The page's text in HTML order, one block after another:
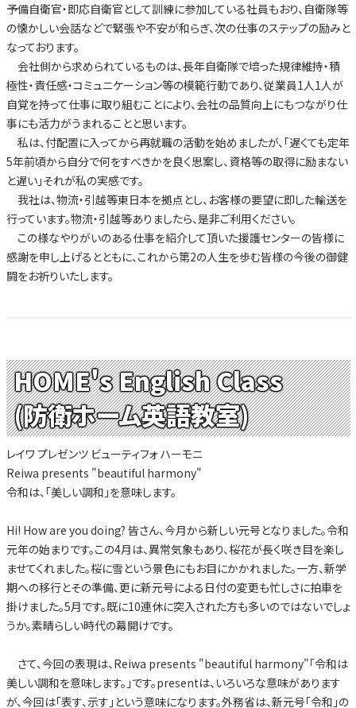
予備自衛官・即応自衛官として訓練に参加している社員もおり、自衛隊等
の懐かしい会話などで緊張や不安が和らぎ、次の仕事のステップの励みと
なっております。
会社側から求められているものは、長年自衛隊で培った規律維持・積
極性・責任感・コミュニケーション等の模範行動であり、従業員1人1人が
自覚を持って仕事に取り組むことにより、会社の品質向上にもつながり仕
事にも活力がうまれることと思います。
私は、付配置に入ってから再就職の活動を始めましたが、「遅くても定年
5年前頃から自分で何をすべきかを良く思案し、資格等の取得に励まない
と遅い」それが私の実感です。
我社は、物流・引越等東日本を拠点とし、お客様の要望に即した輸送を
行っています。物流・引越等ありましたら、是非ご利用ください。
この様なやりがいのある仕事を紹介して頂いた援護センターの皆様に
感謝を申し上げるとともに、これから第2の人生を歩む皆様の今後の御健
闘をお祈りいたします。
HOME's English Class
(防衛ホーム英語教室)
レイワ プレゼンツ ビューティフォ ハーモニ
Reiwa presents "beautiful harmony"
令和は、「美しい調和」を意味します。
Hi! How are you doing? 皆さん、今月から新しい元号となりました。令和
元年の始まりです。この4月は、異常気象もあり、桜花が長く咲き目を楽し
ませてくれました。桜に雪という景色にもお目にかかれました。一方、新学
期への移行とその準備、更に新元号による日付の変更も忙しさに拍車を
掛けました。5月です。既に10連休に突入された方も多いのではないでしょ
うか。素晴らしい時代の幕開けです。
さて、今回の表現は、Reiwa presents "beautiful harmony"「令和は
美しい調和を意味します。」です。presentは、いろいろな意味があります
が、今回は「表す、示す」という意味になります。外務省は、新元号「令和」の